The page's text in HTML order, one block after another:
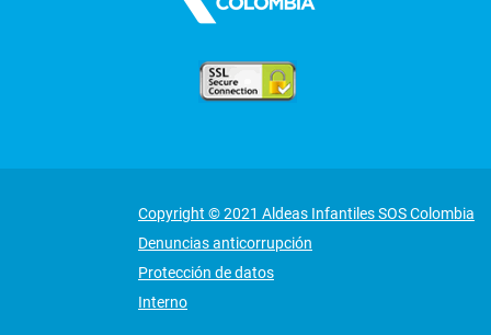
Copyright © 2021 Aldeas Infantiles SOS Colombia
Denuncias anticorrupción
Protección de datos
Interno